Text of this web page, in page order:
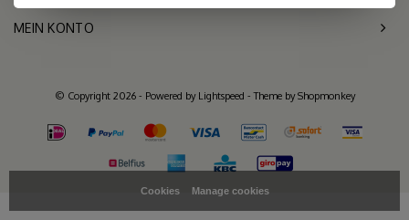
MEIN KONTO
© Copyright 2026 - Powered by Lightspeed - Theme byShopmonkey
Cookies Manage cookies